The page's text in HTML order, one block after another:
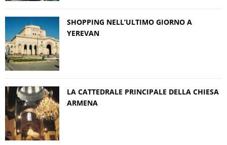
SHOPPING NELL’ULTIMO GIORNO A
YEREVAN
LA CATTEDRALE PRINCIPALE DELLA CHIESA
ARMENA